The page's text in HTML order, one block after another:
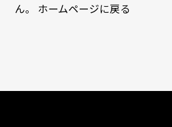
セミナー
ん。 ホームページに戻る